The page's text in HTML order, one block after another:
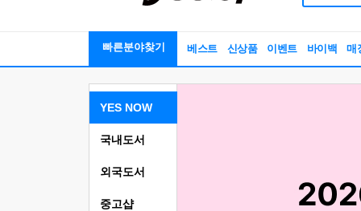
빠른분야찾기 베스트 신상품 이벤트 바이백 매
YES NOW
국내도서
외국도서
중고샵